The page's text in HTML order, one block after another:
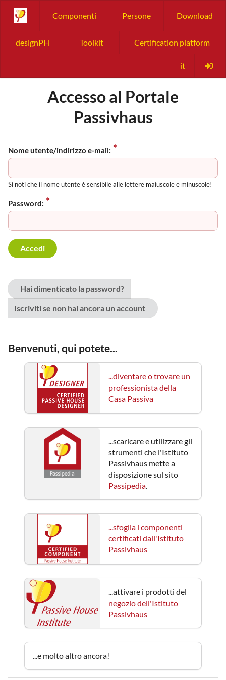
Componenti Persone Download
designPH Toolkit Certification platform
it
Accesso al Portale
Passivhaus
Nome utente/indirizzo e-mail:
Si noti che il nome utente è sensibile alle lettere maiuscole e minuscole!
Password:
Hai dimenticato la password?
Iscriviti se non hai ancora un account
Benvenuti, qui potete...
...diventare o trovare un
professionista della
Casa Passiva
...scaricare e utilizzare gli
strumenti che l'Istituto
Passivhaus mette a
disposizione sul sito
Passipedia.
...sfoglia i componenti
certificati dall'Istituto
Passivhaus
...attivare i prodotti del
negozio dell'Istituto
Passivhaus
...e molto altro ancora!